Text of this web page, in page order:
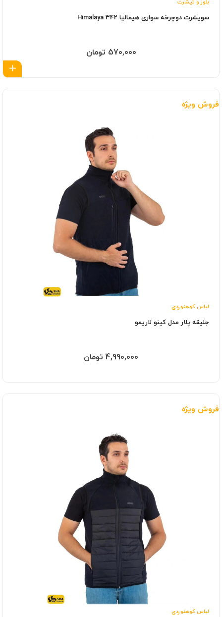
سویشرت دوچرخه سواری هیمالیا Himalaya 342
570,000 تومان
فروش ویژه
لباس کوهنوردی
جلیقه پلار مدل کینو لاریمو
4,990,000 تومان
فروش ویژه
لباس کوهنوردی